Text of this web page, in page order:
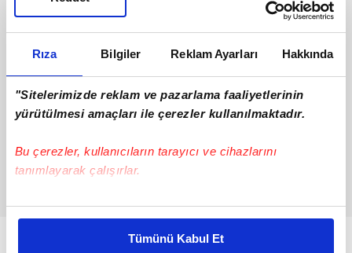
Rıza Bilgiler Reklam Ayarları Hakkında
"Sitelerimizde reklam ve pazarlama faaliyetlerinin
yürütülmesi amaçları ile çerezler kullanılmaktadır.
Bu çerezler, kullanıcıların tarayıcı ve cihazlarını
tanımlayarak çalışırlar.
Bu çerezlere izin vermeniz halinde sizlere özel
daha iyi reklam deneyimi yaşatabiliriz. Bunu yaparken
Tümünü Kabul Et